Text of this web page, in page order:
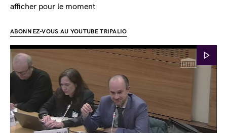
afficher pour le moment
ABONNEZ-VOUS AU YOUTUBE TRIPALIO